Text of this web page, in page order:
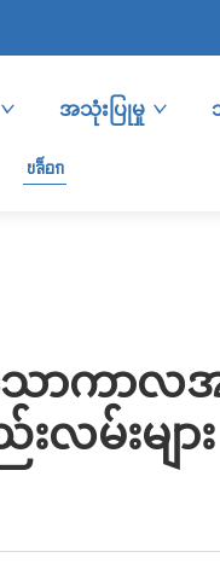
အသုံးပြုမှု
บล็อก
ောကာ
လမ်းများ